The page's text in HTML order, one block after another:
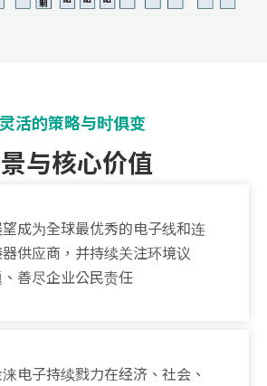
活的策略与时俱变
与核心价值
成为全球最优秀的电子线和连
供应商，并持续关注环境议
善尽企业公民责任
电子持续戮力在经济、社会、